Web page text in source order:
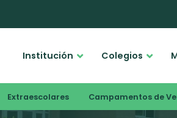
Institución Colegios
Extraescolares Campamentos de